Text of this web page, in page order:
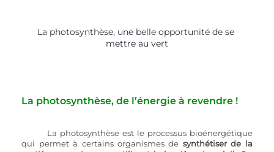
La photosynthèse, une belle opportunité de se
mettre au vert
La photosynthèse, de l’énergie à revendre !
La photosynthèse est le processus bioénergétique
qui permet à certains organismes de synthétiser de la